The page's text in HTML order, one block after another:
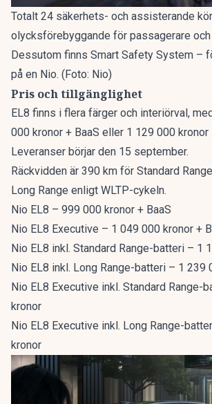
Totalt 24 säkerhets- och assisterande
olycksförebyggande för passagerare och
Dessutom finns Smart Safety System –
på en Nio. (Foto: Nio)
Pris och tillgänglighet
EL8 finns i flera färger och interiörval,
000 kronor + BaaS eller 1 129 000
Leveranser börjar den 15 september.
Räckvidden är 390 km för Standard
Long Range enligt WLTP-cykeln.
Nio EL8 – 999 000 kronor + BaaS
Nio EL8 Executive – 1 049 000 kronor +
Nio EL8 inkl. Standard Range-batteri – 1
Nio EL8 inkl. Long Range-batteri – 1 239
Nio EL8 Executive inkl. Standard Range-
kronor
Nio EL8 Executive inkl. Long Range-
kronor